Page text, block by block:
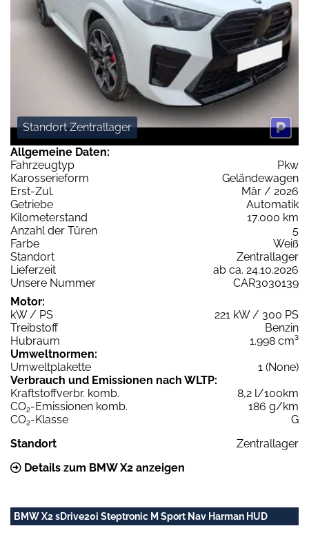
Standort Zentrallager
Allgemeine Daten:
Fahrzeugtyp
Pkw
Karosserieform
Geländewagen
Erst-Zul.
Mär / 2026
Getriebe
Automatik
Kilometerstand
17.000 km
Anzahl der Türen
5
Farbe
Weiß
Standort
Zentrallager
Lieferzeit
ab ca. 24.10.2026
Unsere Nummer
CAR3030139
Motor:
kW / PS
221 kW / 300 PS
Treibstoff
Benzin
Hubraum
1.998 cm³
Umweltnormen:
Umweltplakette
1 (None)
Verbrauch und Emissionen nach WLTP:
Kraftstoffverbr. komb.
8,2 l/100km
CO2-Emissionen komb.
186 g/km
CO2-Klasse
G
Standort
Zentrallager
Details zum BMW X2 anzeigen
BMW X2 sDrive20i Steptronic M Sport Nav Harman HUD